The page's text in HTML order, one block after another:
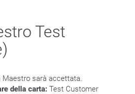
Test
Maestro sarà accettata.
della carta: Test Customer